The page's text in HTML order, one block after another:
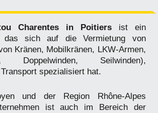
Charentes in Poitiersist ein
das sich auf die Vermietung von
Kränen, Mobilkränen, LKW-Armen,
Doppelwinden, Seilwinden),
spezialisiert hat.
und der Region Rhône-Alpes
ist auch im Bereich der